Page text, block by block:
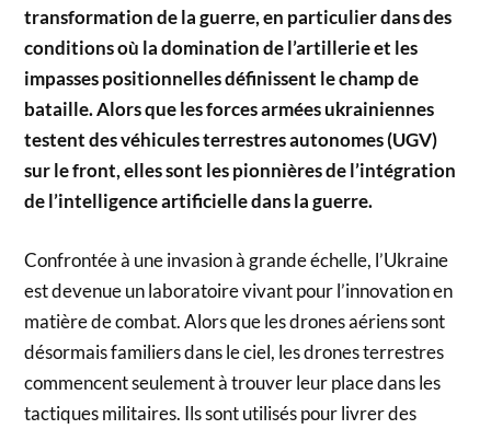
transformation de la guerre, en particulier dans des
conditions où la domination de l’artillerie et les
impasses positionnelles définissent le champ de
bataille. Alors que les forces armées ukrainiennes
testent des véhicules terrestres autonomes (UGV)
sur le front, elles sont les pionnières de l’intégration
de l’intelligence artificielle dans la guerre.
Confrontée à une invasion à grande échelle, l’Ukraine
est devenue un laboratoire vivant pour l’innovation en
matière de combat. Alors que les drones aériens sont
désormais familiers dans le ciel, les drones terrestres
commencent seulement à trouver leur place dans les
tactiques militaires. Ils sont utilisés pour livrer des